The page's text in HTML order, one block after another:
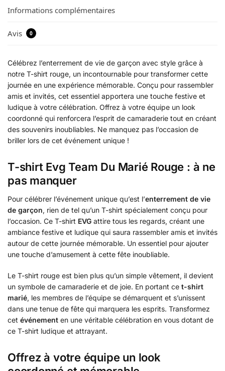
Informations complémentaires
Avis 0
Célébrez l’enterrement de vie de garçon avec style grâce à
notre T-shirt rouge, un incontournable pour transformer cette
journée en une expérience mémorable. Conçu pour rassembler
amis et invités, cet essentiel apportera une touche festive et
ludique à votre célébration. Offrez à votre équipe un look
coordonné qui renforcera l’esprit de camaraderie tout en créant
des souvenirs inoubliables. Ne manquez pas l’occasion de
briller lors de cet événement unique !
T-shirt Evg Team Du Marié Rouge : à ne
pas manquer
Pour célébrer l’événement unique qu’est l’enterrement de vie
de garçon, rien de tel qu’un T-shirt spécialement conçu pour
l’occasion. Ce T-shirt EVG attire tous les regards, créant une
ambiance festive et ludique qui saura rassembler amis et invités
autour de cette journée mémorable. Un essentiel pour ajouter
une touche d’amusement à cette fête inoubliable.
Le T-shirt rouge est bien plus qu’un simple vêtement, il devient
un symbole de camaraderie et de joie. En portant ce t-shirt
marié, les membres de l’équipe se démarquent et s’unissent
dans une tenue de fête qui marquera les esprits. Transformez
cet événement en une véritable célébration en vous dotant de
ce T-shirt ludique et attrayant.
Offrez à votre équipe un look